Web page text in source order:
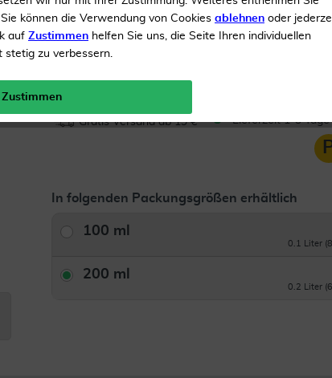
Inhalt200 ml Gel
Gratis Versand ab 19 € Lieferzeit 1-3 Tage
In folgenden Packungsgrößen erhältlich
100 ml
0.1 Liter
200 ml
0.2 Liter
können die Verwendung von Cookies ablehnen oder
auf Zustimmen helfen Sie uns, die Seite Ihren individuellen
stetig zu verbessern.
Zustimmen